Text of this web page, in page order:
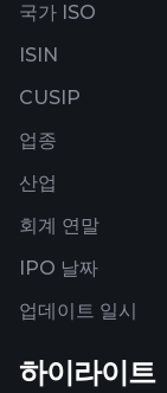
국가 ISO
ISIN
CUSIP
업종
산업
회계 연말
IPO 날짜
업데이트 일시
하이라이트